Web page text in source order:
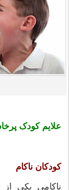
علایم کودک
کودکان ناکام
ناکامی یکی